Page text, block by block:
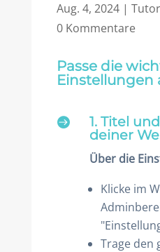
Aug. 4, 2024|
0 Kommentare
Passe die
Einstellungen
 1. Titel
deiner
Über die
Klicke im
Trage den